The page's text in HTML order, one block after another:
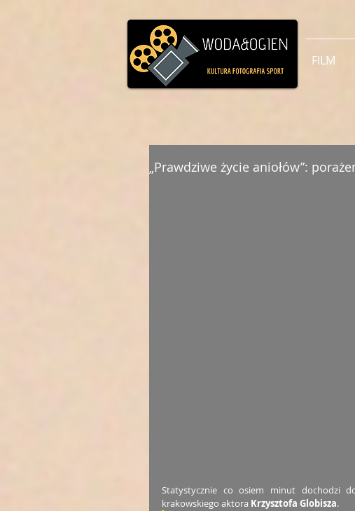
FILM
„Prawdziwe życie aniołów”:
Statystycznie co osiem minut dochodzi
krakowskiego aktora Krzysztofa Globisza.